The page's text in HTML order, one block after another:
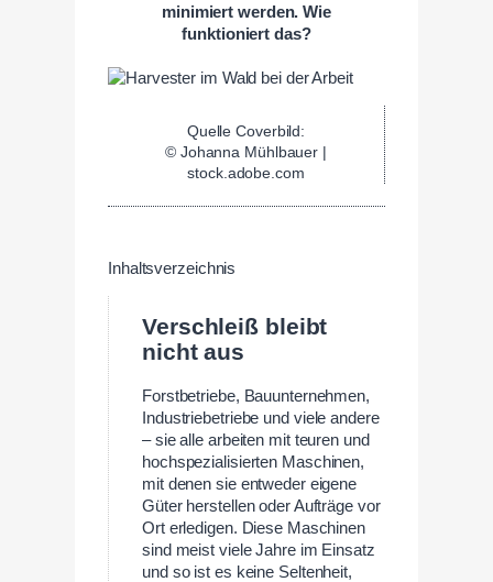
minimiert werden. Wie
funktioniert das?
Quelle Coverbild:
© Johanna Mühlbauer |
stock.adobe.com
Inhaltsverzeichnis
Verschleiß bleibt
nicht aus
Forstbetriebe, Bauunternehmen,
Industriebetriebe und viele andere
– sie alle arbeiten mit teuren und
hochspezialisierten Maschinen,
mit denen sie entweder eigene
Güter herstellen oder Aufträge vor
Ort erledigen. Diese Maschinen
sind meist viele Jahre im Einsatz
und so ist es keine Seltenheit,